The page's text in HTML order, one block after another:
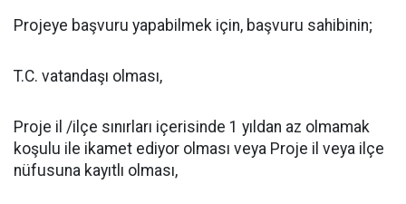
Projeye başvuru yapabilmek için, başvuru sahibinin;
T.C. vatandaşı olması,
Proje il /ilçe sınırları içerisinde 1 yıldan az olmamak
koşulu ile ikamet ediyor olması veya Proje il veya ilçe
nüfusuna kayıtlı olması,